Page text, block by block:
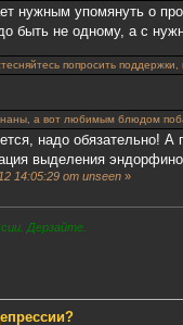
нужным упомянуть о
быть не одному, а с
попросить
а вот любимым блюдом
надо обязательно!
выделения
14:05:29 от unseen »
Дерзайте.